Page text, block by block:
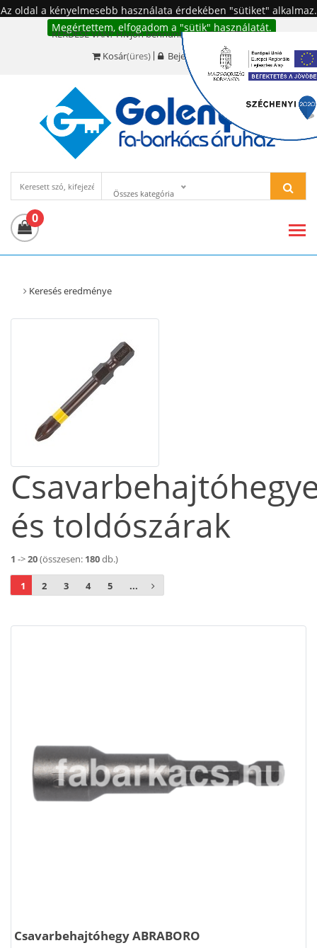
Az oldal a kényelmesebb használata érdekében "sütiket" alkalmaz.
Megértettem, elfogadom a "sütik" használatát.
KÉRDÉSE VAN? Hívjon bennünket!:+36 20 977-6494
Kosár(üres) Bejelentkezés
Összes kategória
0
Keresés eredménye
és toldószárak
1 ->20(összesen: 180db.)
1 2 3 4 5 ...
Csavarbehajtóhegy ABRABORO